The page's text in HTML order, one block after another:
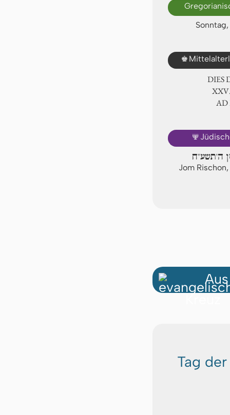
♚
DIES
🕎
ה'תשע"ח
Jom
Tag